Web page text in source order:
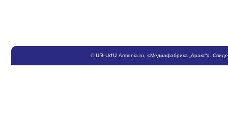
©ՍԹ-ՍԺԱ Armenia.ru , «Медиафабрика „Аракс“».